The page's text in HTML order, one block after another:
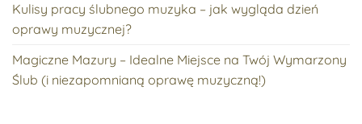
Kulisy pracy ślubnego muzyka – jak wygląda dzień
oprawy muzycznej?
Magiczne Mazury – Idealne Miejsce na Twój Wymarzony
Ślub (i niezapomnianą oprawę muzyczną!)